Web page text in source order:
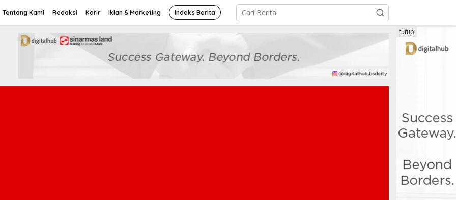
Tentang Kami Redaksi Karir Iklan & Marketing Indeks Berita
tutup